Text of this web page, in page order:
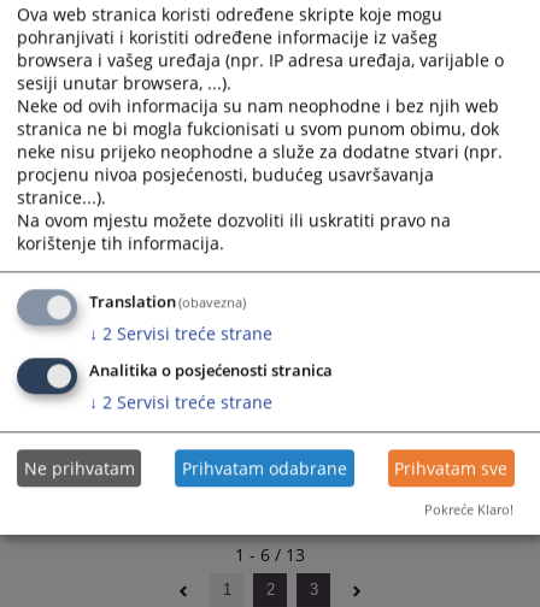
calendar
and
select
a
date.
Press
the
question
mark
key
to
get
the
shortcuts
for
changing
dates.
calendar
and
select
a
date.
Press
the
mark
key
to
get
the
shortcuts
for
changing
dates.
05.01.2026.
28.07.2025.
Trogodišnji plan rada Pravosuđa Brčko distrikta BiH za
period 2026-2028
20.12.2024.
Plan stručnog usavršavanja službenika i namještenika za
2025. godinu.
19.12.2024.
Plan rada za 2025. g.
Trogodišnji plan rada Pravosuđa Brčko distrikta BiH za
period 2025-2027
1 - 6 / 13
1 2 3
Ova web stranica koristi određene skripte koje mogu
pohranjivati i koristiti određene informacije iz vašeg
browsera i vašeg uređaja (npr. IP adresa uređaja, varijable o
sesiji unutar browsera, ...).
Neke od ovih informacija su nam neophodne i bez njih web
stranica ne bi mogla fukcionisati u svom punom obimu, dok
neke nisu prijeko neophodne a služe za dodatne stvari (npr.
procjenu nivoa posjećenosti, budućeg usavršavanja
stranice...).
Na ovom mjestu možete dozvoliti ili uskratiti pravo na
korištenje tih informacija.
Translation(obavezna)
↓ 2 Servisi treće strane
Analitika o posjećenosti stranica
↓ 2 Servisi treće strane
Ne prihvatam Prihvatam odabrane Prihvatam sve
Pokreće Klaro!